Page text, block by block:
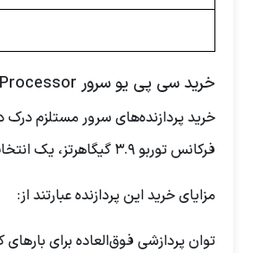
خرید سی پی یو سرور Intel Xeon Gold 6248 Processor
فرکانس توربو ۳.۹ گیگاهرتز، یک انتخاب ممتاز برای محیط‌های دیتاسنتر، مجازی‌سازی و محاسبات پیچیده است.
مزایای خرید این پردازنده عبارتند از:
توان پردازشی فوق‌العاده برای